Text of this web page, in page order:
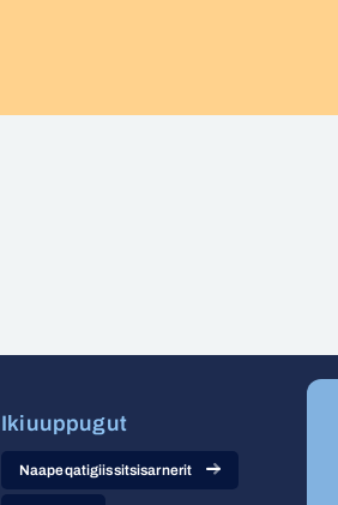
Ikiuuppugut
Naapeqatigiissitsisarnerit